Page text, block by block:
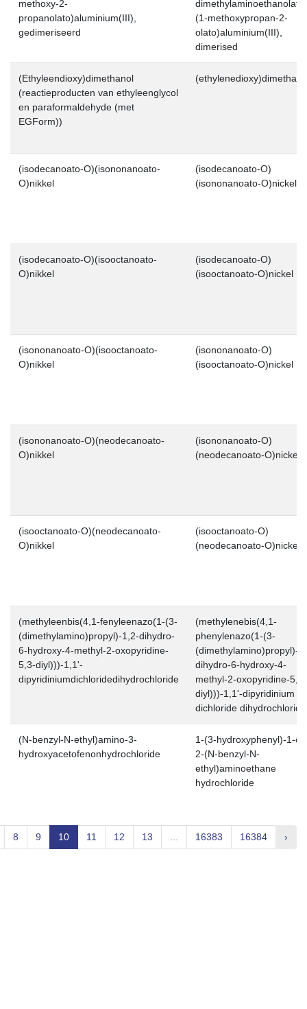
methoxy-2-
propanolato)aluminium(III),
gedimeriseerd
dimethylaminoethanolato)
(1-methoxypropan-2-
olato)aluminium(III),
dimerised
(Ethyleendioxy)dimethanol
(reactieproducten van ethyleenglycol
en paraformaldehyde (met
EGForm))
(isodecanoato-O)(isononanoato-
O)nikkel
(isodecanoato-O)
(isononanoato-O)nickel
(isodecanoato-O)(isooctanoato-
O)nikkel
(isodecanoato-O)
(isooctanoato-O)nickel
(isononanoato-O)(isooctanoato-
O)nikkel
(isononanoato-O)
(isooctanoato-O)nickel
(isononanoato-O)(neodecanoato-
O)nikkel
(isononanoato-O)
(neodecanoato-O)nickel
(isooctanoato-O)(neodecanoato-
O)nikkel
(isooctanoato-O)
(neodecanoato-O)nickel
(methyleenbis(4,1-fenyleenazo(1-(3-
(dimethylamino)propyl)-1,2-dihydro-
6-hydroxy-4-methyl-2-oxopyridine-
5,3-diyl)))-1,1'-
dipyridiniumdichloridedihydrochloride
(methylenebis(4,1-
phenylenazo(1-(3-
(dimethylamino)propyl)-
dihydro-6-hydroxy-4-
methyl-2-oxopyridine-5,3-
diyl)))-1,1'-dipyridinium
dichloride dihydrochloride
(N-benzyl-N-ethyl)amino-3-
hydroxyacetofenonhydrochloride
1-(3-hydroxyphenyl)-1-
2-(N-benzyl-N-
ethyl)aminoethane
hydrochloride
8 9 10 11 12 13 16383 16384 ›